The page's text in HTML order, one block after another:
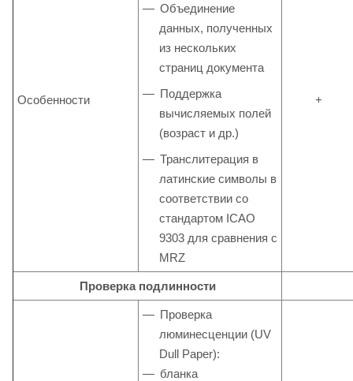
Особенности
Объединение
данных, полученных
из нескольких
страниц документа
Поддержка
вычисляемых полей
(возраст и др.)
Транслитерация в
латинские символы в
соответствии со
стандартом ICAO
9303 для сравнения с
MRZ
+
Проверка подлинности
Проверка
люминесценции (UV
Dull Paper):
бланка